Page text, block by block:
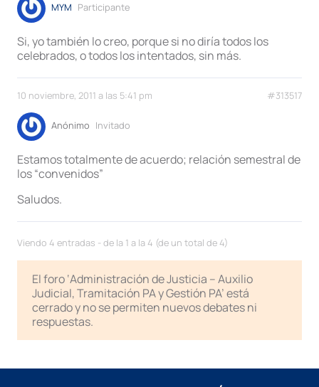
MYM Participante
Si, yo también lo creo, porque si no diría todos los
celebrados, o todos los intentados, sin más.
10 noviembre, 2011 a las 5:41 pm #313517
Anónimo Invitado
Estamos totalmente de acuerdo; relación semestral de
los “convenidos”
Saludos.
Viendo 4 entradas - de la 1 a la 4 (de un total de 4)
El foro ‘Administración de Justicia – Auxilio
Judicial, Tramitación PA y Gestión PA’ está
cerrado y no se permiten nuevos debates ni
respuestas.